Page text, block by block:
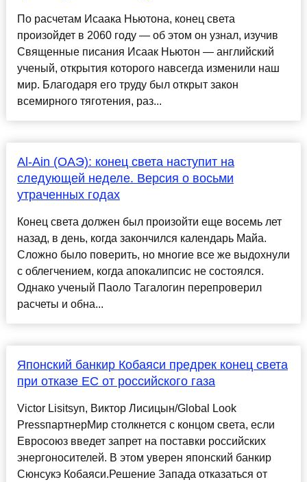
По расчетам Исаака Ньютона, конец света
произойдет в 2060 году — об этом он узнал, изучив
Священные писания Исаак Ньютон — английский
ученый, открытия которого навсегда изменили наш
мир. Благодаря его труду был открыт закон
всемирного тяготения, раз...
Al-Ain (ОАЭ): конец света наступит на
следующей неделе. Версия о восьми
утраченных годах
Конец света должен был произойти еще восемь лет
назад, в день, когда закончился календарь Майа.
Сложно было поверить, но многие все же выдохнули
с облегчением, когда апокалипсис не состоялся.
Однако ученый Паоло Тагалогин перепроверил
расчеты и обна...
Японский банкир Кобаяси предрек конец света
при отказе ЕС от российского газа
Victor Lisitsyn, Виктор Лисицын/Global Look
PressпартнерМир столкнется с концом света, если
Евросоюз введет запрет на поставки российских
энергоносителей. В этом уверен японский банкир
Сюнсукэ Кобаяси.Решение Запада отказаться от